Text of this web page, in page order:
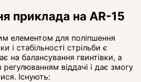
приклада на AR-15
елементом для поліпшення
і стабільності стрільби є
на балансування гвинтівки, а
віддачі і дає змогу
Існують: